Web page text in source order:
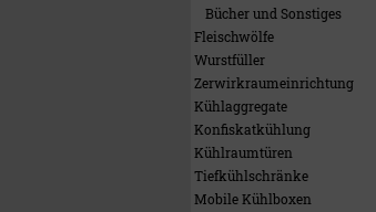
Bücher und Sonstiges
Fleischwölfe
Wurstfüller
Zerwirkraumeinrichtung
Kühlaggregate
Konfiskatkühlung
Kühlraumtüren
Tiefkühlschränke
Mobile Kühlboxen